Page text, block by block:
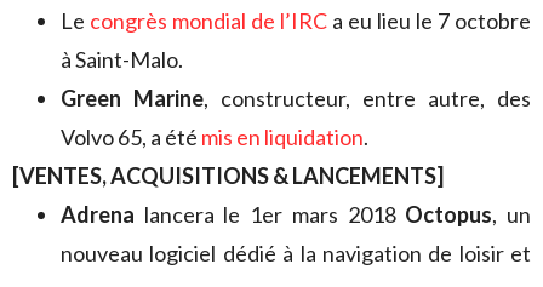
Le congrès mondial de l’IRC a eu lieu le 7 octobre
à Saint-Malo.
Green Marine, constructeur, entre autre, des
Volvo 65, a été mis en liquidation.
[VENTES, ACQUISITIONS & LANCEMENTS]
Adrena lancera le 1er mars 2018 Octopus, un
nouveau logiciel dédié à la navigation de loisir et